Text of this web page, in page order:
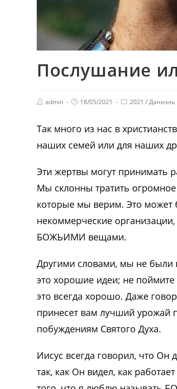
Послушание
admin 18/05/2021 2021 /Даниэль
Так много из нас в
наших семей или для наших
Эти жертвы могут принимать
Мы склонны тратить огромное
которые мы верим. Это может
некоммерческие
БОЖЬИМИ вещами.
Другими словами, мы не
это хорошие идеи; не
это всегда хорошо. Даже
принесет вам лучший урожай
побуждениям Святого Духа.
Иисус всегда говорил, что Он
так, как Он видел, как